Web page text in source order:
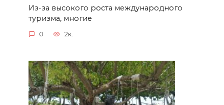
Из-за высокого роста международного
туризма, многие
0 2к.